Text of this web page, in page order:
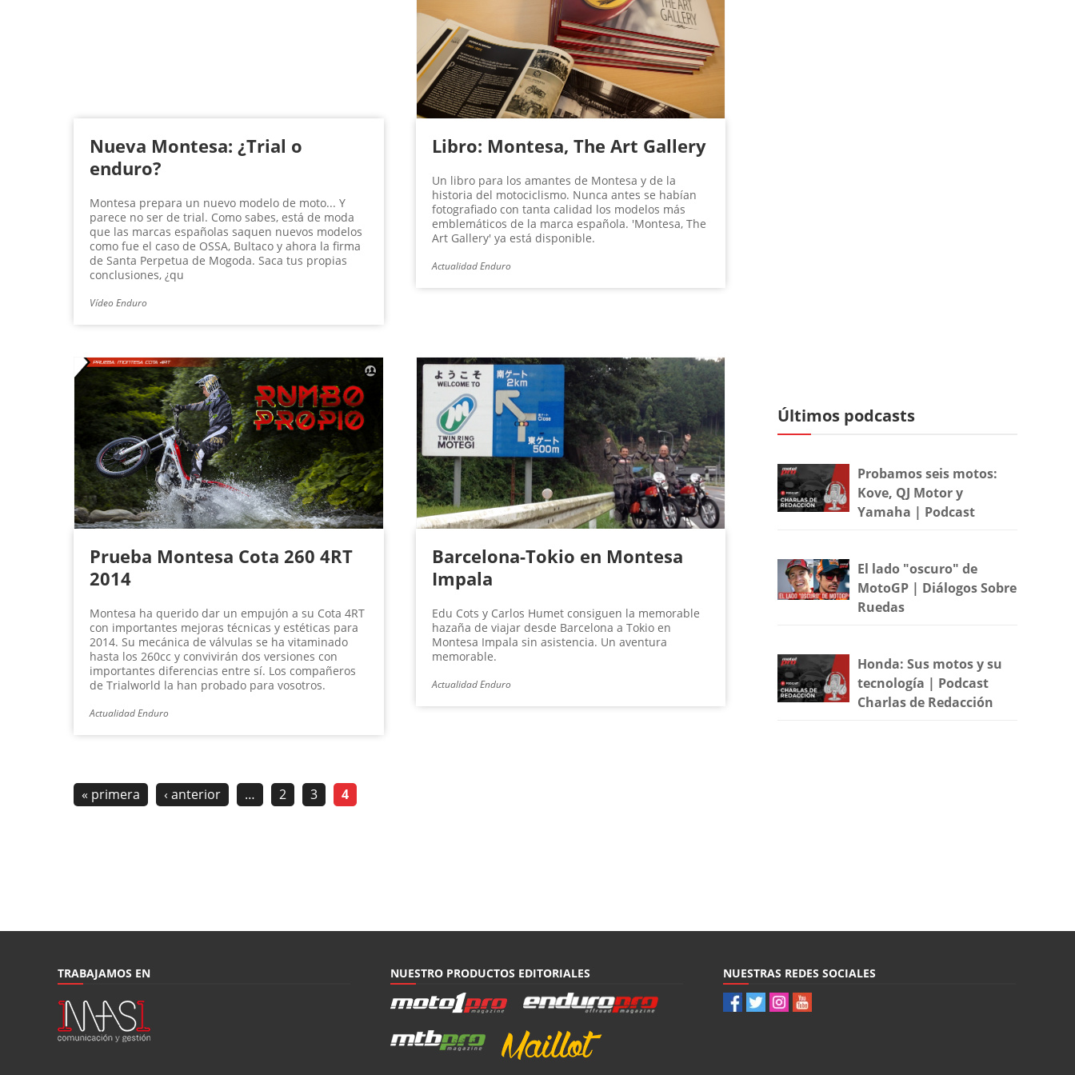
Nueva Montesa: ¿Trial o
enduro?
Montesa prepara un nuevo modelo de moto... Y
parece no ser de trial. Como sabes, está de moda
que las marcas españolas saquen nuevos modelos
como fue el caso de OSSA, Bultaco y ahora la firma
de Santa Perpetua de Mogoda. Saca tus propias
conclusiones, ¿qu
Vídeo Enduro
Libro: Montesa, The Art Gallery
Un libro para los amantes de Montesa y de la
historia del motociclismo. Nunca antes se habían
fotografiado con tanta calidad los modelos más
emblemáticos de la marca española. 'Montesa, The
Art Gallery' ya está disponible.
Actualidad Enduro
Prueba Montesa Cota 260 4RT
2014
Montesa ha querido dar un empujón a su Cota 4RT
con importantes mejoras técnicas y estéticas para
2014. Su mecánica de válvulas se ha vitaminado
hasta los 260cc y convivirán dos versiones con
importantes diferencias entre sí. Los compañeros
de Trialworld la han probado para vosotros.
Actualidad Enduro
Barcelona-Tokio en Montesa
Impala
Edu Cots y Carlos Humet consiguen la memorable
hazaña de viajar desde Barcelona a Tokio en
Montesa Impala sin asistencia. Un aventura
memorable.
Actualidad Enduro
« primera ‹ anterior … 2 3 4
Últimos podcasts
Probamos seis motos:
Kove, QJ Motor y
Yamaha | Podcast
El lado "oscuro" de
MotoGP | Diálogos Sobre
Ruedas
Honda: Sus motos y su
tecnología | Podcast
Charlas de Redacción
TRABAJAMOS EN NUESTRO PRODUCTOS EDITORIALES NUESTRAS REDES SOCIALES